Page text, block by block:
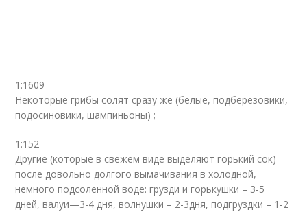
1:1609
Некоторые грибы солят сразу же (белые, подберезовики,
подосиновики, шампиньоны) ;
1:152
Другие (которые в свежем виде выделяют горький сок)
после довольно долгого вымачивания в холодной,
немного подсоленной воде: грузди и горькушки – 3-5
дней, валуи—3-4 дня, волнушки – 2-3дня, подгруздки – 1-2